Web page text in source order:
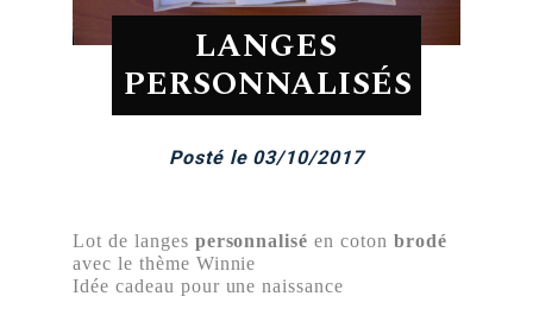
LANGES
PERSONNALISÉS
Posté le 03/10/2017
Lot de langes personnalisé en coton brodé
avec le thème Winnie
Idée cadeau pour une naissance